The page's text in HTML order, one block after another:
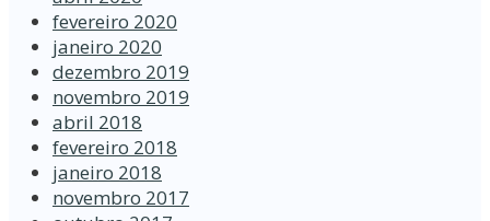
fevereiro 2020
janeiro 2020
dezembro 2019
novembro 2019
abril 2018
fevereiro 2018
janeiro 2018
novembro 2017